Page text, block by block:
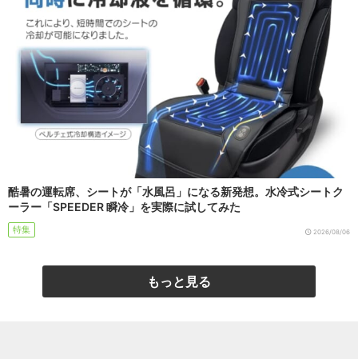
酷暑の運転席、シートが「水風呂」になる新発想。水冷式シートク
ーラー「SPEEDER 瞬冷」を実際に試してみた
特集 2026/08/06
もっと見る